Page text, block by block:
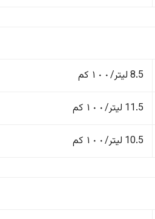
8.5 لیتر/١٠٠ کم
11.5 لیتر/١٠٠ کم
10.5 لیتر/١٠٠ کم